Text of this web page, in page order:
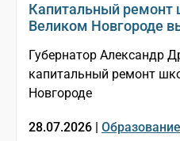
Капитальный
Великом Новгороде
Губернатор Александр
капитальный ремонт
Новгороде
28.07.2026 | Образование